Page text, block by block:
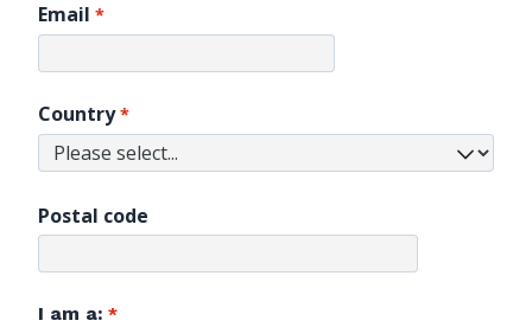
Email
Country
Postal code
I am a: